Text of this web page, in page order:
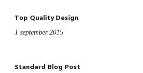
Top Quality Design
1 september 2015
Standard Blog Post